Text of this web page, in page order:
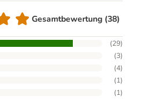
Gesamtbewertung (38)
(29)
(3)
(4)
(1)
(1)